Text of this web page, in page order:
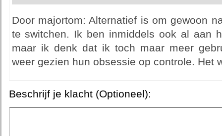
Door majortom: Alternatief is om gewoon
te switchen. Ik ben inmiddels ook al aan
maar ik denk dat ik toch maar meer
weer gezien hun obsessie op controle. Het
Beschrijf je klacht (Optioneel):